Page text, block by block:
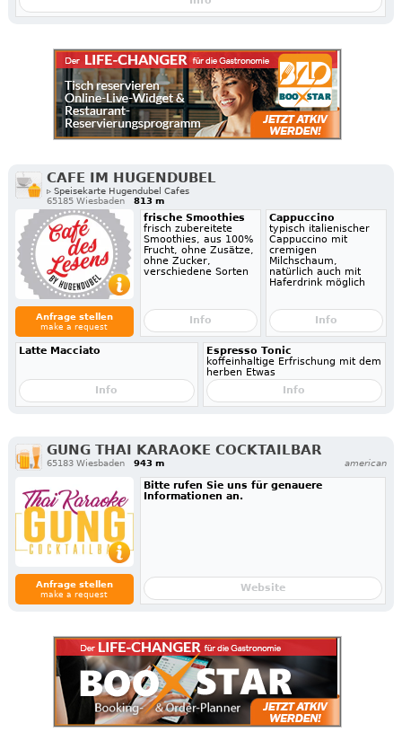
CAFE IM HUGENDUBEL
▹ Speisekarte Hugendubel Cafes
65185 Wiesbaden
813 m
Anfrage stellen
make a request
frische Smoothies
frisch zubereitete
Smoothies, aus 100%
Frucht, ohne Zusätze,
ohne Zucker,
verschiedene Sorten
Info
Cappuccino
typisch italienischer
Cappuccino mit
cremigen
Milchschaum,
natürlich auch mit
Haferdrink möglich
Info
Latte Macciato
Info
Espresso Tonic
koffeinhaltige Erfrischung mit dem
herben Etwas
Info
GUNG THAI KARAOKE COCKTAILBAR
65183 Wiesbaden 943 m american
Anfrage stellen
make a request
Bitte rufen Sie uns für genauere
Informationen an.
Website